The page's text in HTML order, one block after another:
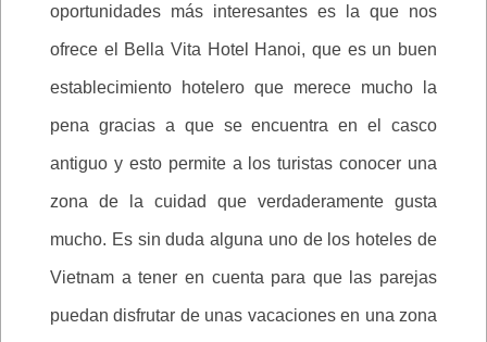
oportunidades más interesantes es la que nos
ofrece el Bella Vita Hotel Hanoi, que es un buen
establecimiento hotelero que merece mucho la
pena gracias a que se encuentra en el casco
antiguo y esto permite a los turistas conocer una
zona de la cuidad que verdaderamente gusta
mucho. Es sin duda alguna uno de los hoteles de
Vietnam a tener en cuenta para que las parejas
puedan disfrutar de unas vacaciones en una zona